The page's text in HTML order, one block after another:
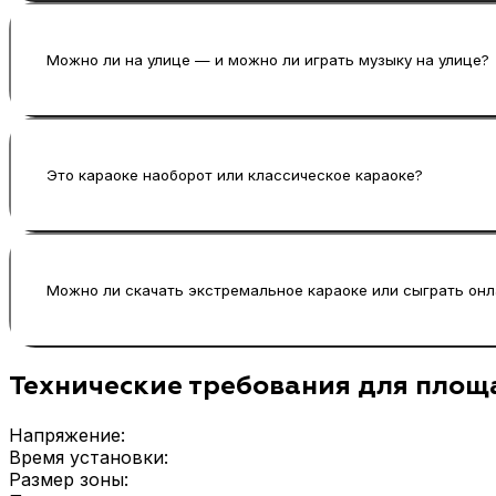
«караоке с ведущим», чтобы добавить
Можно ли на улице — и можно ли играть музыку на улице?
караоке не мешало соседним зонам и при этом
Это караоке наоборот или классическое караоке?
инструментом управления.
Можно ли скачать экстремальное караоке или сыграть
Этот формат — офлайн-аттракцион для
событии это работает как настоящее шоу
Технические требования для
Напряжение:
Время установки:
Размер зоны: